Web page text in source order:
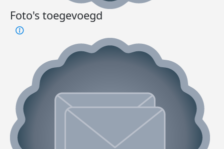
Foto's toegevoegd